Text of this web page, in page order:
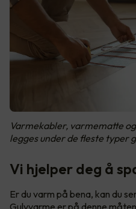
Varmekabler, varmematte
legges under de fleste typer
Vi hjelper deg å
Er du varm på bena, kan du